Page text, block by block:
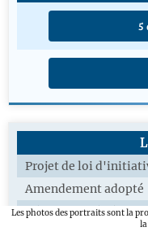
5
Projet de loi
Amendement adopté
Débats en plénière
Débats en
Les photos des portraits sont la